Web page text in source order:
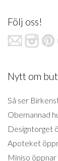
Följ oss!
Nytt om
Så ser
Obemannad
Designtorget
Apoteket
Miniso